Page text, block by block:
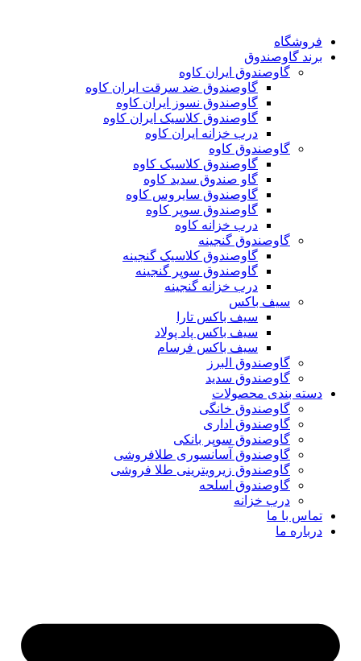
فروشگاه
برند گاوصندوق
گاوصندوق ایران کاوه
گاوصندوق ضد سرقت ایران کاوه
گاوصندوق نسوز ایران کاوه
گاوصندوق کلاسیک ایران کاوه
درب خزانه ایران کاوه
گاوصندوق کاوه
گاوصندوق کلاسیک کاوه
گاو صندوق سدید کاوه
گاوصندوق سایروس کاوه
گاوصندوق سوپر کاوه
درب خزانه کاوه
گاوصندوق گنجینه
گاوصندوق کلاسیک گنجینه
گاوصندوق سوپر گنجینه
درب خزانه گنجینه
سیف باکس
سیف باکس تارا
سیف باکس پاد پولاد
سیف باکس فرسام
گاوصندوق البرز
گاوصندوق سدید
دسته بندی محصولات
گاوصندوق خانگی
گاوصندوق اداری
گاوصندوق سوپر بانکی
گاوصندوق آسانسوری طلافروشی
گاوصندوق زیرویترینی طلا فروشی
گاوصندوق اسلحه
درب خزانه
تماس با ما
درباره ما